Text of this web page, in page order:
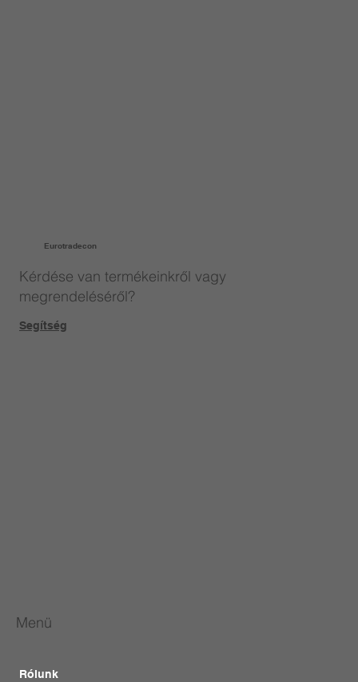
Eurotradecon
Kérdése van termékeinkről vagy
megrendeléséről?
Segítség
Menü
Rólunk